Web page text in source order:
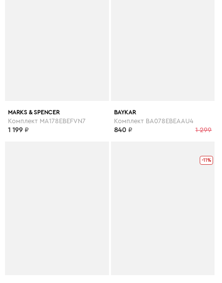
MARKS & SPENCER
Комплект MA178EBEFVN7
1 199 ₽
BAYKAR
Комплект BA078EBEAAU4
1 299
840 ₽
-11%